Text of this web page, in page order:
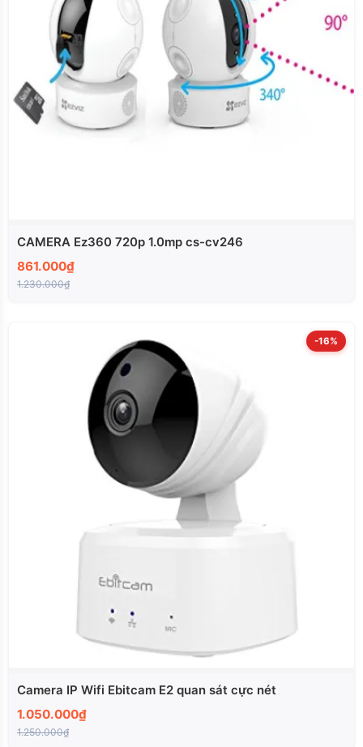
CAMERA Ez360 720p 1.0mp cs-cv246
861.000₫
1.230.000₫
-16%
Camera IP Wifi Ebitcam E2 quan sát cực nét
1.050.000₫
1.250.000₫